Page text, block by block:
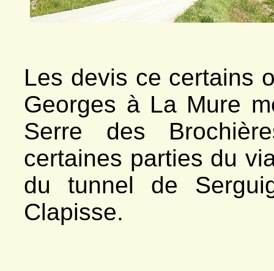
Les devis ce certains
Georges à La Mure
Serre des
certaines parties du
du tunnel de
Clapisse.